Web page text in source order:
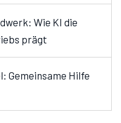
Wie KI die
prägt
Gemeinsame Hilfe